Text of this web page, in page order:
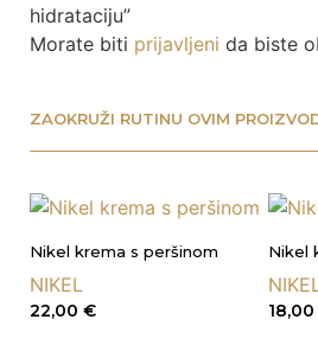
hidrataciju”
Morate biti prijavljeni da biste
ZAOKRUŽI RUTINU OVIM
Nikel krema s peršinom
NIKEL
22,00 €
Nikel
18,00